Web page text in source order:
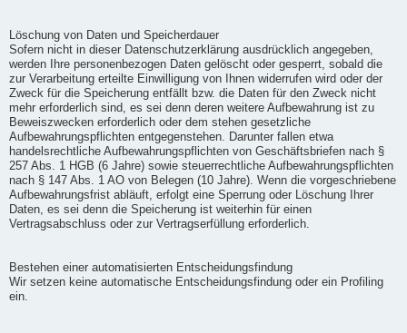
Löschung von Daten und Speicherdauer
Sofern nicht in dieser Datenschutzerklärung ausdrücklich angegeben,
werden Ihre personenbezogen Daten gelöscht oder gesperrt, sobald die
zur Verarbeitung erteilte Einwilligung von Ihnen widerrufen wird oder der
Zweck für die Speicherung entfällt bzw. die Daten für den Zweck nicht
mehr erforderlich sind, es sei denn deren weitere Aufbewahrung ist zu
Beweiszwecken erforderlich oder dem stehen gesetzliche
Aufbewahrungspflichten entgegenstehen. Darunter fallen etwa
handelsrechtliche Aufbewahrungspflichten von Geschäftsbriefen nach §
257 Abs. 1 HGB (6 Jahre) sowie steuerrechtliche Aufbewahrungspflichten
nach § 147 Abs. 1 AO von Belegen (10 Jahre). Wenn die vorgeschriebene
Aufbewahrungsfrist abläuft, erfolgt eine Sperrung oder Löschung Ihrer
Daten, es sei denn die Speicherung ist weiterhin für einen
Vertragsabschluss oder zur Vertragserfüllung erforderlich.
Bestehen einer automatisierten Entscheidungsfindung
Wir setzen keine automatische Entscheidungsfindung oder ein Profiling
ein.